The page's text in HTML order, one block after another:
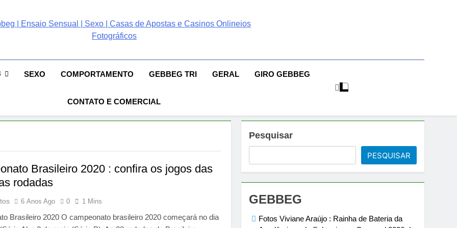
| Ensaio Sensual | Sexo | Casas De
E Casinos Onlineios Fotográficos
People! Musas Brasileiras Sexy Gebbeg People! Musas Brasileiras Sensual
SEXO COMPORTAMENTO GEBBEG TRI GERAL GIRO GEBBEG
CONTATO E COMERCIAL
Brasileiro 2020 : confira os jogos das
rodadas
6 Anos Ago 0 1 Mins
Brasileiro 2020 O campeonato brasileiro 2020 começará no dia
Pesquisar
PESQUISAR
GEBBEG
Fotos Viviane Araújo : Rainha de Bateria da